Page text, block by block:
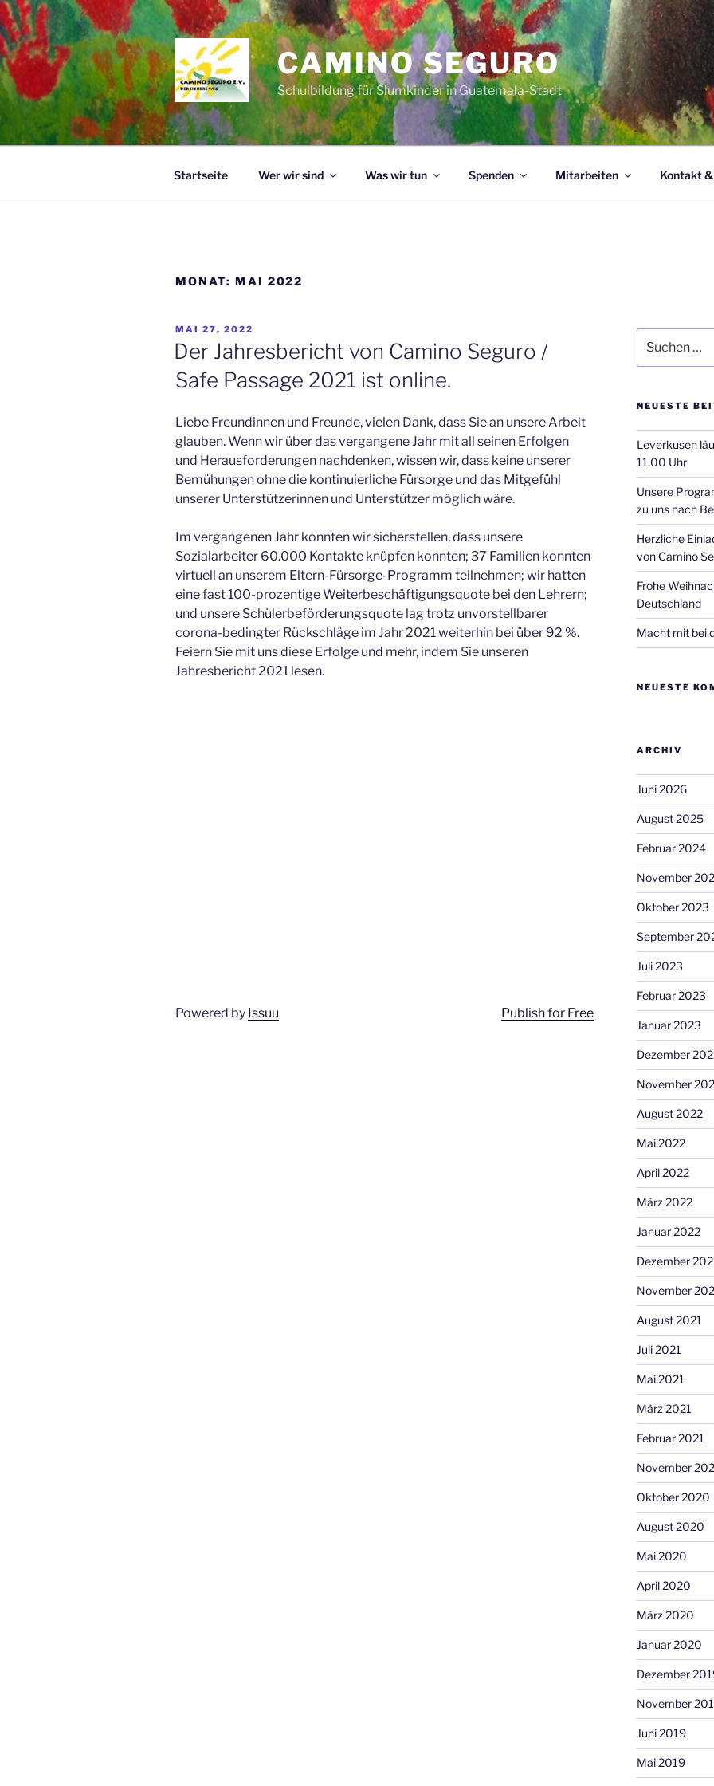
Zum
Inhalt
springen
CAMINO SEGURO
Schulbildung für Slumkinder in Guatemala-Stadt
Startseite Wer wir sind Was wir tun Spenden Mitarbeiten Kontakt
MONAT: MAI 2022
VERÖFFENTLICHT
AM
MAI 27, 2022
Der Jahresbericht von Camino Seguro /
Safe Passage 2021 ist online.
Liebe Freundinnen und Freunde, vielen Dank, dass Sie an unsere Arbeit
glauben. Wenn wir über das vergangene Jahr mit all seinen Erfolgen
und Herausforderungen nachdenken, wissen wir, dass keine unserer
Bemühungen ohne die kontinuierliche Fürsorge und das Mitgefühl
unserer Unterstützerinnen und Unterstützer möglich wäre.
Im vergangenen Jahr konnten wir sicherstellen, dass unsere
Sozialarbeiter 60.000 Kontakte knüpfen konnten; 37 Familien konnten
virtuell an unserem Eltern-Fürsorge-Programm teilnehmen; wir hatten
eine fast 100-prozentige Weiterbeschäftigungsquote bei den Lehrern;
und unsere Schülerbeförderungsquote lag trotz unvorstellbarer
corona-bedingter Rückschläge im Jahr 2021 weiterhin bei über 92 %.
Feiern Sie mit uns diese Erfolge und mehr, indem Sie unseren
Jahresbericht 2021 lesen.
Powered by Issuu Publish for Free
nach:
NEUESTE
Leverkusen
11.00 Uhr
Unsere
zu uns nach
Herzliche
von Camino
Frohe
Deutschland
Macht mit bei
NEUESTE
ARCHIV
Juni 2026
August 2025
Februar 2024
November
Oktober 2023
September
Juli 2023
Februar 2023
Januar 2023
Dezember
November
August 2022
Mai 2022
April 2022
März 2022
Januar 2022
Dezember
November
August 2021
Juli 2021
Mai 2021
März 2021
Februar 2021
November
Oktober 2020
August 2020
Mai 2020
April 2020
März 2020
Januar 2020
Dezember
November
Juni 2019
Mai 2019